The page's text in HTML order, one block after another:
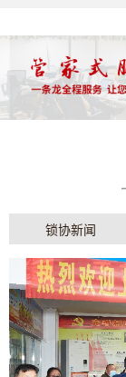
锁协新闻